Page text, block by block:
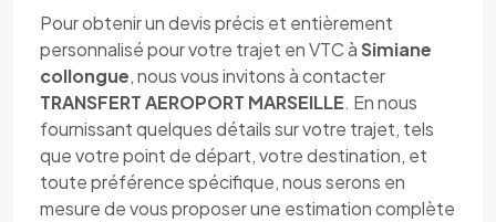
Pour obtenir un devis précis et entièrement
personnalisé pour votre trajet en VTC àSimiane
collongue, nous vous invitons à contacter
TRANSFERT AEROPORT MARSEILLE. En nous
fournissant quelques détails sur votre trajet, tels
que votre point de départ, votre destination, et
toute préférence spécifique, nous serons en
mesure de vous proposer une estimation complète